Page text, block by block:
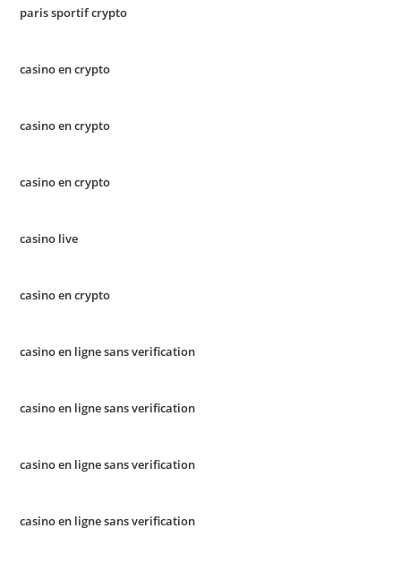
paris sportif crypto
casino en crypto
casino en crypto
casino en crypto
casino live
casino en crypto
casino en ligne sans verification
casino en ligne sans verification
casino en ligne sans verification
casino en ligne sans verification